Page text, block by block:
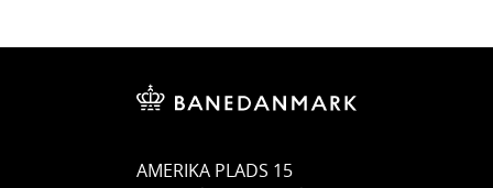
AMERIKA PLADS 15